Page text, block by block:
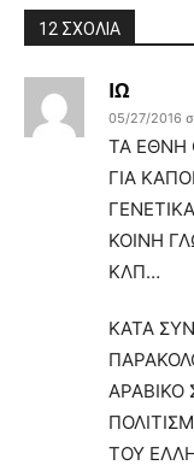
12 ΣΧΟΛΙΑ
ΙΩ
05/27/2016
ΤΑ ΕΘΝΗ
ΓΙΑ
ΚΟΙΝΗ
ΚΛΠ…
ΚΑΤΑ
ΑΡΑΒΙΚΟ
ΤΟΥ